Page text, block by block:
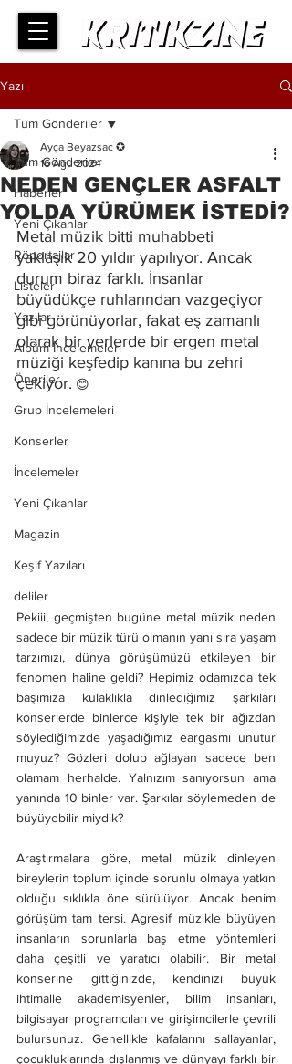
Yazı
Tüm Gönderiler
Haberler
Yeni Çıkanlar
Röportajlar
Listeler
Yazılar
Albüm İncelemeleri
Öneriler
Grup İncelemeleri
Konserler
İncelemeler
Yeni Çıkanlar
Magazin
Keşif Yazıları
deliler
Tüm Gönderiler
NEDEN GENÇLER ASFALT
YOLDA YÜRÜMEK İSTEDİ?
Ayça Beyazsac ✪
16 Ağu 2024
Metal müzik bitti muhabbeti
yaklaşık 20 yıldır yapılıyor. Ancak
durum biraz farklı. İnsanlar
büyüdükçe ruhlarından vazgeçiyor
gibi görünüyorlar, fakat eş zamanlı
olarak bir yerlerde bir ergen metal
müziği keşfedip kanına bu zehri
çekiyor. 😊
Pekiii, geçmişten bugüne metal müzik neden
sadece bir müzik türü olmanın yanı sıra yaşam
tarzımızı, dünya görüşümüzü etkileyen bir
fenomen haline geldi? Hepimiz odamızda tek
başımıza kulaklıkla dinlediğimiz şarkıları
konserlerde binlerce kişiyle tek bir ağızdan
söylediğimizde yaşadığımız eargasmı unutur
muyuz? Gözleri dolup ağlayan sadece ben
olamam herhalde. Yalnızım sanıyorsun ama
yanında 10 binler var. Şarkılar söylemeden de
büyüyebilir miydik?
Araştırmalara göre, metal müzik dinleyen
bireylerin toplum içinde sorunlu olmaya yatkın
olduğu sıklıkla öne sürülüyor. Ancak benim
görüşüm tam tersi. Agresif müzikle büyüyen
insanların sorunlarla baş etme yöntemleri
daha çeşitli ve yaratıcı olabilir. Bir metal
konserine gittiğinizde, kendinizi büyük
ihtimalle akademisyenler, bilim insanları,
bilgisayar programcıları ve girişimcilerle çevrili
bulursunuz. Genellikle kafalarını sallayanlar,
çocukluklarında dışlanmış ve dünyayı farklı bir